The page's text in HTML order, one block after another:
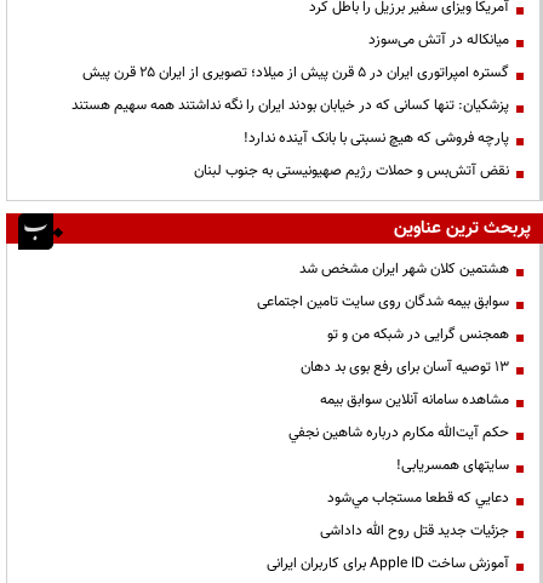
آمریکا ویزای سفیر برزیل را باطل کرد
میانکاله در آتش می‌سوزد
گستره امپراتوری ایران در ۵ قرن پیش از میلاد؛ تصویری از ایران ۲۵ قرن پیش
پزشکیان: تنها کسانی که در خیابان بودند ایران را نگه نداشتند همه سهیم هستند
پارچه فروشی که هیچ نسبتی با بانک آینده ندارد!
نقض آتش‌بس و حملات رژیم صهیونیستی به جنوب لبنان
پربحث ترین عناوین
هشتمین کلان شهر ایران مشخص شد
سوابق بیمه شدگان روی سایت تامین اجتماعی
همجنس گرایی در شبکه من و تو
13 توصیه آسان برای رفع بوی بد دهان
مشاهده سامانه آنلاين سوابق بیمه
حكم آيت‌الله مكارم درباره شاهين نجفي
سایتهای همسریابی!
دعايي كه قطعا مستجاب مي‌شود
جزئیات جدید قتل روح الله داداشی
آموزش ساخت Apple ID برای کاربران ایرانی